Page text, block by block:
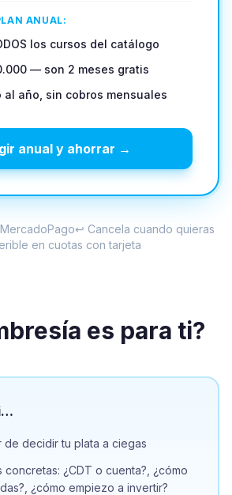
ANUAL:
los cursos del catálogo
— son 2 meses gratis
al año, sin cobros mensuales
anual y ahorrar →
↩️ Cancela cuando quieras
en cuotas con tarjeta
es para ti?
de decidir tu plata a ciegas
concretas: ¿CDT o cuenta?, ¿cómo
¿cómo empiezo a invertir?